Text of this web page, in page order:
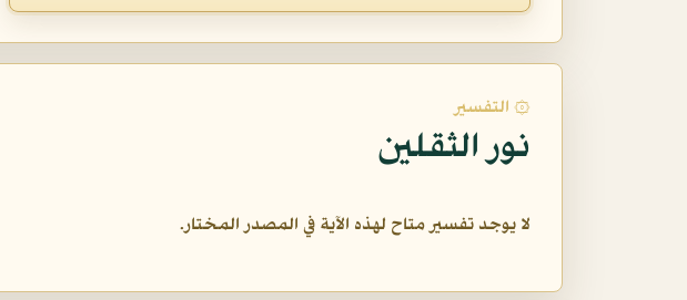
۞ التفسير
نور الثقلين
لا يوجد تفسير متاح لهذه الآية في المصدر المختار.